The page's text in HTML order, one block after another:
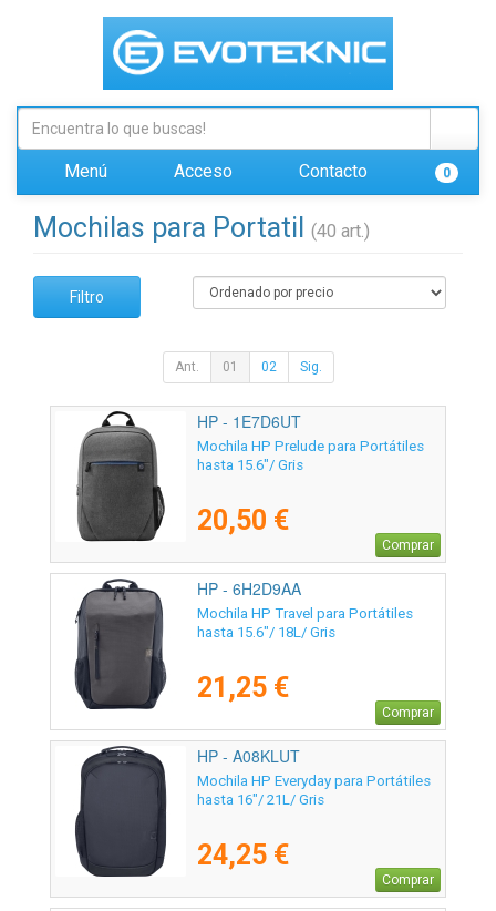
Menú Acceso Contacto 0
Mochilas para Portatil (40 art.)
Filtro
Ant. 01 02 Sig.
HP - 1E7D6UT
Mochila HP Prelude para Portátiles
hasta 15.6"/ Gris
20,50 €
Comprar
HP - 6H2D9AA
Mochila HP Travel para Portátiles
hasta 15.6"/ 18L/ Gris
21,25 €
Comprar
HP - A08KLUT
Mochila HP Everyday para Portátiles
hasta 16"/ 21L/ Gris
24,25 €
Comprar